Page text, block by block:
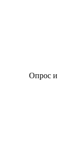
Опрос и